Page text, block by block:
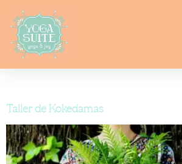
Taller de Kokedamas